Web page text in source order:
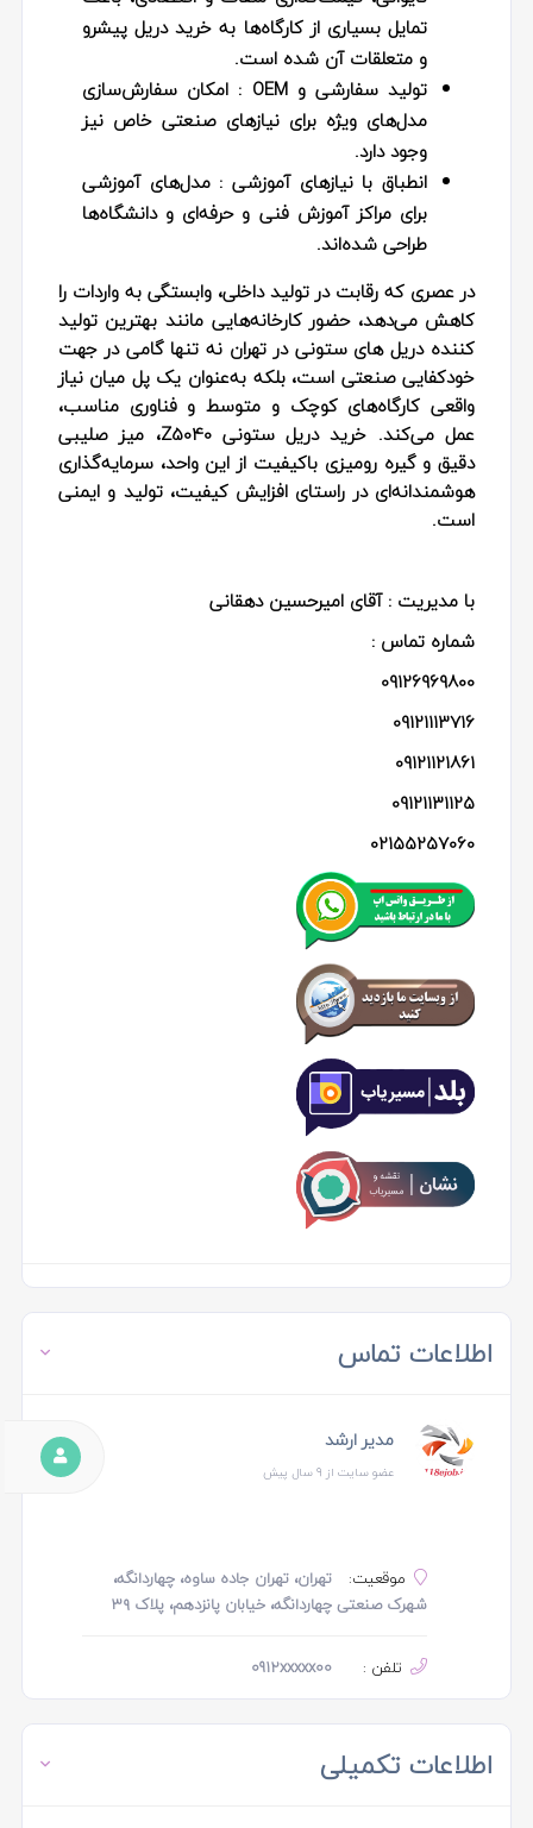
تمایل بسیاری از کارگاه‌ها به خرید دریل پیشرو
و متعلقات آن شده است.
تولید سفارشی و OEM : ا
مکان سفارش‌سازی
مدل‌های ویژه برای نیازهای صنعتی خاص نیز
وجود دارد.
انطباق با نیازهای آموزشی : مدل‌های آموزشی
برای مراکز آموزش فنی و حرفه‌ای و دانشگاه‌ها
طراحی شده‌اند.
در عصری که رقابت در تولید داخلی، وابستگی به واردات را
کاهش می‌دهد، حضور کارخانه‌هایی مانند بهترین تولید
کننده دریل های ستونی در تهران نه‌ تنها گامی در جهت
خودکفایی صنعتی است، بلکه به‌عنوان یک پل میان نیاز
واقعی کارگاه‌های کوچک و متوسط و فناوری مناسب،
عمل می‌کند. خرید دریل ستونی Z5040، میز صلیبی
دقیق و گیره رومیزی باکیفیت از این واحد، سرمایه‌گذاری
هوشمندانه‌ای در راستای افزایش کیفیت، تولید و ایمنی
است.
با مدیریت : آقای امیرحسین دهقانی
شماره تماس :
09126969800
09121113716
09121121861
09121131125
02155257060
اطلاعات تماس
مدیر ارشد
عضو سایت از 9 سال پیش
موقعیت:
تهران، تهران جاده ساوه، چهاردانگه،
شهرک صنعتی چهاردانگه، خیابان پانزدهم، پلاک ۳۹
تلفن : 0912xxxxx00
اطلاعات تکمیلی